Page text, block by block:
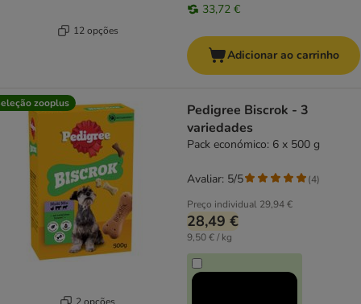
12 opções
33,72 €
Adicionar ao carrinho
zooplus
2 opções
Pedigree Biscrok - 3
variedades
Pack económico: 6 x 500 g
Preço individual 29,94 €
28,49 €
9,50 € / kg
Avaliar: 5/5 (4)